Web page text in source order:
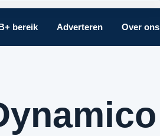
bereik Adverteren Over ons